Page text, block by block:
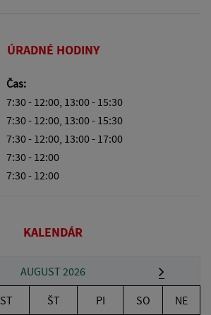
ÚRADNÉ HODINY
Čas:
7:30 - 12:00, 13:00 - 15:30
7:30 - 12:00, 13:00 - 15:30
7:30 - 12:00, 13:00 - 17:00
7:30 - 12:00
7:30 - 12:00
KALENDÁR
AUGUST 2026
ST ŠT PI SO NE